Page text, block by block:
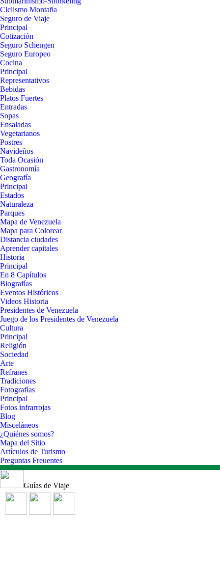
Ciclismo Montaña
Seguro de Viaje
Principal
Cotización
Seguro Schengen
Seguro Europeo
Cocina
Principal
Representativos
Bebidas
Platos Fuertes
Entradas
Sopas
Ensaladas
Vegetarianos
Postres
Navideños
Toda Ocasión
Gastronomía
Geografía
Principal
Estados
Naturaleza
Parques
Mapa de Venezuela
Mapa para Colorear
Distancia ciudades
Aprender capitales
Historia
Principal
En 8 Capítulos
Biografías
Eventos Históricos
Videos Historia
Presidentes de Venezuela
Juego de los Presidentes de Venezuela
Cultura
Principal
Religión
Sociedad
Arte
Refranes
Tradiciones
Fotografías
Principal
Fotos infrarrojas
Blog
Misceláneos
¿Quiénes somos?
Mapa del Sitio
Artículos de Turismo
Preguntas Freuentes
Guías de Viaje